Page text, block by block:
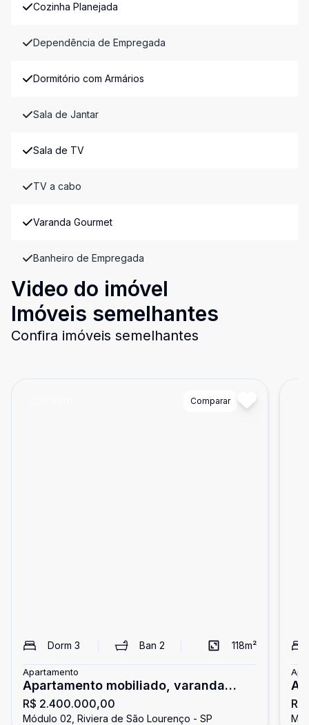
Cozinha Planejada
Dependência de Empregada
Dormitório com Armários
Sala de Jantar
Sala de TV
TV a cabo
Varanda Gourmet
Banheiro de Empregada
Video do imóvel
Imóveis semelhantes
Confira imóveis semelhantes
Comparar
Dorm 3 Ban2 118m²
Apartamento
Apartamento mobiliado, varanda
gourmet, Riviera
R$ 2.400.000,00
Módulo 02, Riviera de São Lourenço - SP